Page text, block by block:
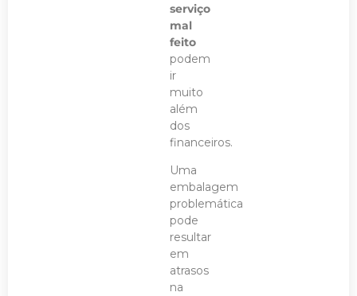
serviço
mal
feito
podem
ir
muito
além
dos
financeiros.
Uma
embalagem
problemática
pode
resultar
em
atrasos
na